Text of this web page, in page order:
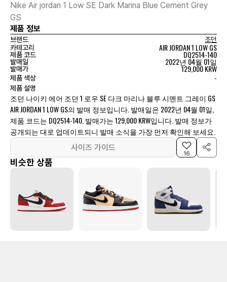
Nike Air jordan 1 Low SE Dark Marina Blue Cement Grey
GS
제품 정보
브랜드
조던
카테고리
AIR JORDAN 1 LOW GS
제품 코드 DQ2514-140
발매일 2022년 04월 01일
발매가 129,000 KRW
제품 색상 -
제품 설명
조던 나이키 에어 조던 1 로우 SE 다크 마리나 블루 시멘트 그레이 GS
AIR JORDAN 1 LOW GS의 발매 정보입니다. 발매일은 2022년 04월 01일,
제품 코드는 DQ2514-140, 발매가는 129,000 KRW입니다. 발매 정보가
공개되는 대로 업데이트되니 발매 소식을 가장 먼저 확인해 보세요.
사이즈 가이드
16
비슷한 상품